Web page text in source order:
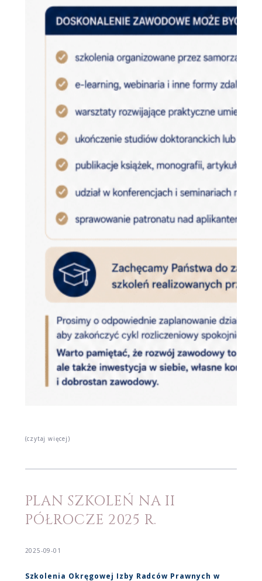
(czytaj więcej)
PLAN SZKOLEŃ NA II
PÓŁROCZE 2025 R.
2025-09-01
Szkolenia Okręgowej Izby Radców Prawnych w